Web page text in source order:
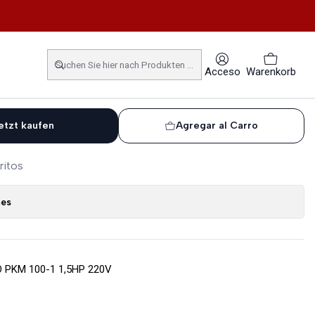
Acceso Warenkorb
100-1 1,5HP 220V
PEDROLLO PKM 100-1
Agregar al Carro
kaufen
PKM 100-1 1,5HP 220V